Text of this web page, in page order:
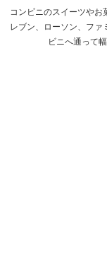
コンビニのスイーツやお
レブン、ローソン、ファ
ビニへ通って